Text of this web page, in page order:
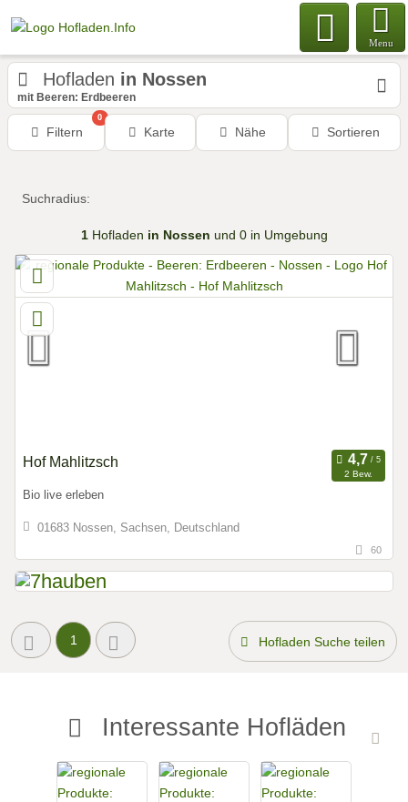
Menu
Hofladen in Nossen
mit Beeren: Erdbeeren
Filtern
0
Karte Nähe Sortieren
Suchradius:
1Hofladen in Nossen und 0 in Umgebung
Hof Mahlitzsch
2 Bew.
Bio live erleben
01683 Nossen, Sachsen, Deutschland
60
1 Hofladen Suche teilen
Interessante Hofläden